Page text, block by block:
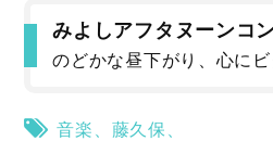
みよしアフタヌーンコ
のどかな昼下がり、心に
音楽 藤久保